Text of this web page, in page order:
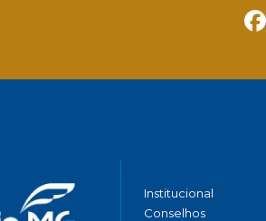
Institucional
Conselhos